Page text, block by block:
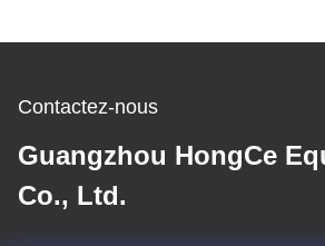
Contactez-nous
Guangzhou HongCe
Co., Ltd.